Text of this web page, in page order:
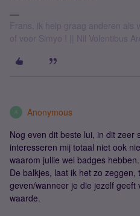
Frans, ik help graag anderen als
of voor Simyo ! || Nil Volentibus
A Anonymous
Nog even dit beste lui, in dit zeer
interesseren mij totaal niet ook
waarom jullie wel badges
De balkjes, laat ik het zo
geven/wanneer je die jezelf geeft
waarde.